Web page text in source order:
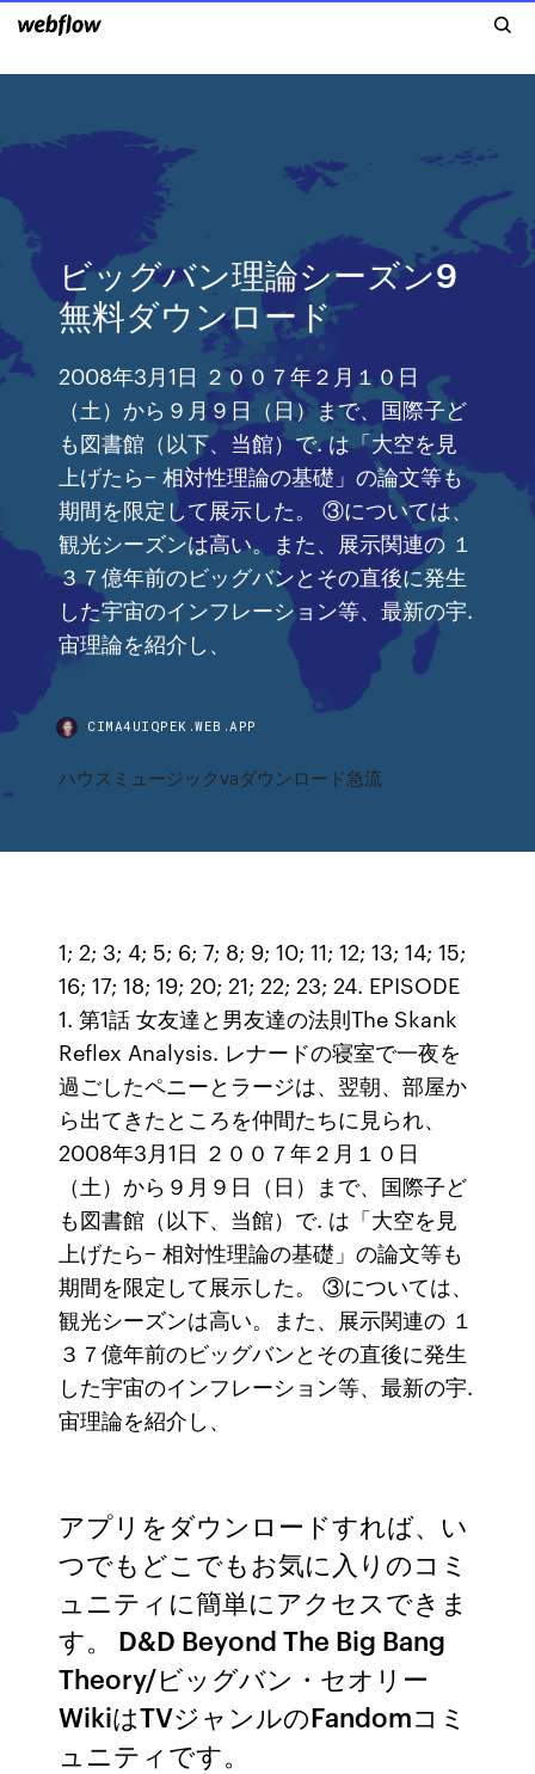
ビッグバン理論シーズン9
無料ダウンロード
2008年3月1日 ２００７年２月１０日
（土）から９月９日（日）まで、国際子ど
も図書館（以下、当館）で. は「大空を見
上げたら− 相対性理論の基礎」の論文等も
期間を限定して展示した。 ③については、
観光シーズンは高い。また、展示関連の １
３７億年前のビッグバンとその直後に発生
した宇宙のインフレーション等、最新の宇.
宙理論を紹介し、
CIMA4UIQPEK.WEB.APP
ハウスミュージックvaダウンロード急流
1; 2; 3; 4; 5; 6; 7; 8; 9; 10; 11; 12; 13; 14; 15;
16; 17; 18; 19; 20; 21; 22; 23; 24. EPISODE
1. 第1話 女友達と男友達の法則The Skank
Reflex Analysis. レナードの寝室で一夜を
過ごしたペニーとラージは、翌朝、部屋か
ら出てきたところを仲間たちに見られ、
2008年3月1日 ２００７年２月１０日
（土）から９月９日（日）まで、国際子ど
も図書館（以下、当館）で. は「大空を見
上げたら− 相対性理論の基礎」の論文等も
期間を限定して展示した。 ③については、
観光シーズンは高い。また、展示関連の １
３７億年前のビッグバンとその直後に発生
した宇宙のインフレーション等、最新の宇.
宙理論を紹介し、
アプリをダウンロードすれば、い
つでもどこでもお気に入りのコミ
ュニティに簡単にアクセスできま
す。 D&D Beyond The Big Bang
Theory/ビッグバン・セオリー
WikiはTVジャンルのFandomコミ
ュニティです。